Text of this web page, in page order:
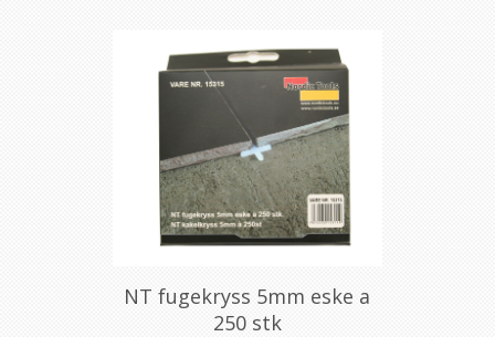
NT fugekryss 5mm eske a
250 stk